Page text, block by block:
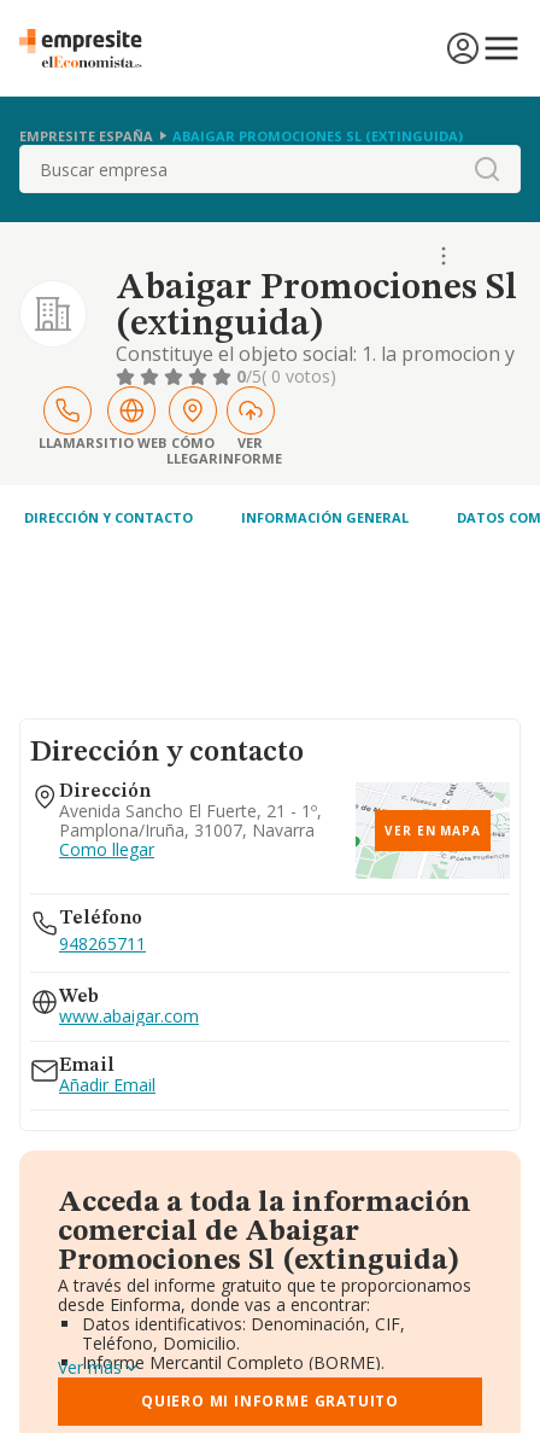
EMPRESITE ESPAÑA ABAIGAR PROMOCIONES SL (EXTINGUIDA)
Buscar
Abaigar Promociones Sl
(extinguida)
Constituye el objeto social: 1. la promocion y
construccion de toda clase de edificaciones.
2.- la tenencia, compra y venta por cuenta
propia de valores mobiliarios y activos
financieros de cualquier clase. las actividad
0/5( 0 votos)
LLAMARSITIO WEB CÓMO
LLEGAR
VER
INFORME
DIRECCIÓN Y CONTACTO INFORMACIÓN GENERAL DATOS
Dirección y contacto
Dirección
Avenida Sancho El Fuerte, 21 - 1º,
Pamplona/iruña, 31007, Navarra
Como llegar
VER EN MAPA
Teléfono
948265711
Web
www.abaigar.com
Email
Añadir Email
Acceda a toda la información
comercial de Abaigar
Promociones Sl (extinguida)
A través del informe gratuito que te proporcionamos
desde Einforma, donde vas a encontrar:
Datos identificativos: Denominación, CIF,
Teléfono, Domicilio.
Informe Mercantil Completo (BORME).
Gráficos de Evolución Ventas y Empleados.
Consejo de Administración y Administradores.
Directivos y Ejecutivos.
Ver más
QUIERO MI INFORME GRATUITO